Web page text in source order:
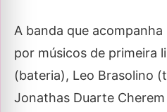
A banda que
por músicos de primeira
(bateria), Leo Brasolino
Jonathas Duarte